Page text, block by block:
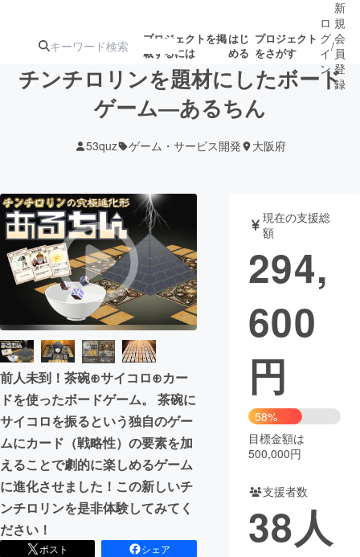
プロジェクトを掲
載するには
はじ
める
プロジェクト
をさがす
ターン
ジェクト
募集終了が近いプ
ロジェクト
アート・写真 音楽
テクノロジー・ガジェット ゲーム・サ
映像・映画
ビジネス・起業
まちづくり・地域活性化
CAMPFIRE for Social Good
CAMPFIRE Creation
CAMPFIREふるさと納税machi-ya コミュニティ
ロ
グ
イ
ン
/
新
規
会
員
登
録
チンチロリンを題材にしたボード
ゲーム―あるちん
53quz ゲーム・サービス開発 大阪府
前人未到！茶碗⊕サイコロ⊕カー
ドを使ったボードゲーム。 茶碗に
サイコロを振るという独自のゲー
ムにカード（戦略性）の要素を加
えることで劇的に楽しめるゲーム
に進化させました！この新しいチ
ンチロリンを是非体験してみてく
ださい！
ポスト
シェア
現在の支援総
額
294,
600
円
58%
目標金額は
500,000円
支援者数
38人